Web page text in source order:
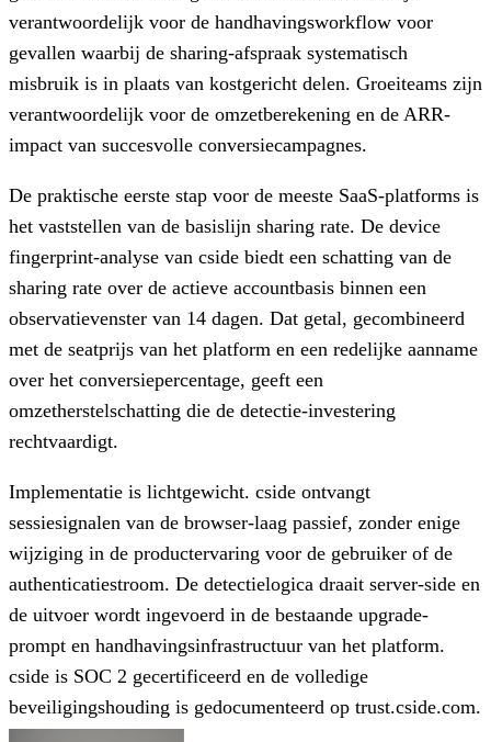
verantwoordelijk voor de handhavingsworkflow voor
gevallen waarbij de sharing-afspraak systematisch
misbruik is in plaats van kostgericht delen. Groeiteams zijn
verantwoordelijk voor de omzetberekening en de ARR-
impact van succesvolle conversiecampagnes.
De praktische eerste stap voor de meeste SaaS-platforms is
het vaststellen van de basislijn sharing rate. De device
fingerprint-analyse van cside biedt een schatting van de
sharing rate over de actieve accountbasis binnen een
observatievenster van 14 dagen. Dat getal, gecombineerd
met de seatprijs van het platform en een redelijke aanname
over het conversiepercentage, geeft een
omzetherstelschatting die de detectie-investering
rechtvaardigt.
Implementatie is lichtgewicht. cside ontvangt
sessiesignalen van de browser-laag passief, zonder enige
wijziging in de productervaring voor de gebruiker of de
authenticatiestroom. De detectielogica draait server-side en
de uitvoer wordt ingevoerd in de bestaande upgrade-
prompt en handhavingsinfrastructuur van het platform.
cside is SOC 2 gecertificeerd en de volledige
beveiligingshouding is gedocumenteerd op trust.cside.com.